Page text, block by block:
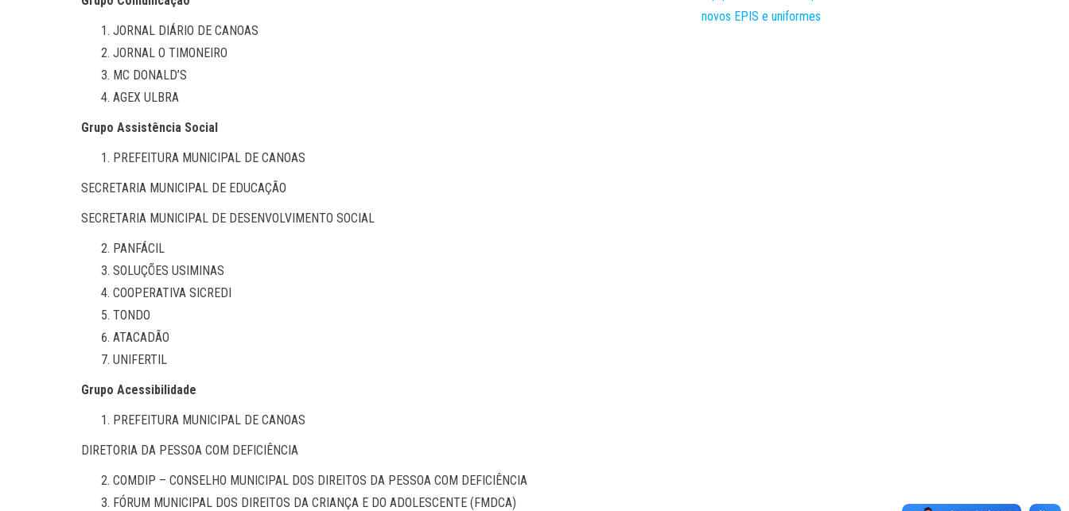
JORNAL DIÁRIO DE CANOAS
JORNAL O TIMONEIRO
MC DONALD’S
AGEX ULBRA
Grupo Assistência Social
PREFEITURA MUNICIPAL DE CANOAS
SECRETARIA MUNICIPAL DE EDUCAÇÃO
SECRETARIA MUNICIPAL DE DESENVOLVIMENTO SOCIAL
PANFÁCIL
SOLUÇÕES USIMINAS
COOPERATIVA SICREDI
TONDO
ATACADÃO
UNIFERTIL
Grupo Acessibilidade
PREFEITURA MUNICIPAL DE CANOAS
DIRETORIA DA PESSOA COM DEFICIÊNCIA
COMDIP – CONSELHO MUNICIPAL DOS DIREITOS DA PESSOA COM DEFICIÊNCIA
FÓRUM MUNICIPAL DOS DIREITOS DA CRIANÇA E DO ADOLESCENTE (FMDCA)
novos EPIS e uniformes